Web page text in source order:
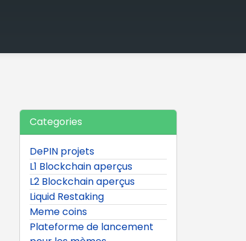
Categories
DePIN projets
L1 Blockchain aperçus
L2 Blockchain aperçus
Liquid Restaking
Meme coins
Plateforme de lancement